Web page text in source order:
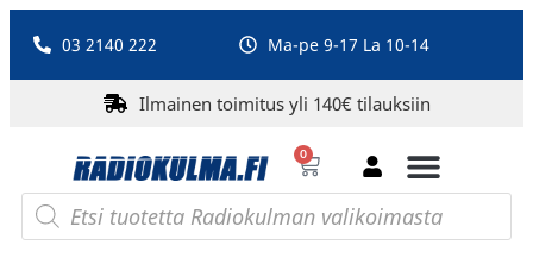
03 2140 222 Ma-pe 9-17 La 10-14
Ilmainen toimitus yli 140€ tilauksiin
0